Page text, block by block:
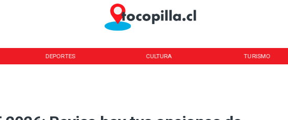
DEPORTES CULTURA TURISMO